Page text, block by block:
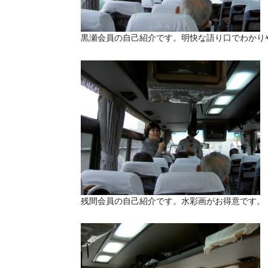
黒瀬会員の自己紹介です。明快な語り口でわかり
残間会員の自己紹介です。水彩画がお得意です。